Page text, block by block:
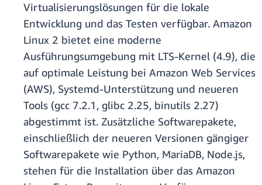
Virtualisierungslösungen für die lokale
Entwicklung und das Testen verfügbar. Amazon
Linux 2 bietet eine moderne
Ausführungsumgebung mit LTS-Kernel (4.9), die
auf optimale Leistung bei Amazon Web Services
(AWS), Systemd-Unterstützung und neueren
Tools (gcc 7.2.1, glibc 2.25, binutils 2.27)
abgestimmt ist. Zusätzliche Softwarepakete,
einschließlich der neueren Versionen gängiger
Softwarepakete wie Python, MariaDB, Node.js,
stehen für die Installation über das Amazon